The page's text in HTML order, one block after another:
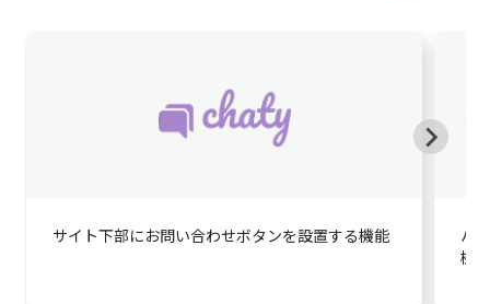
サイト下部にお問い合わせボタンを設置する機能
ハ
機能